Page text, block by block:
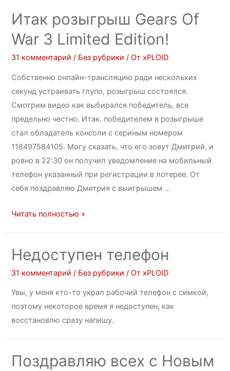
Итак розыгрыш Gears Of
War 3 Limited Edition!
31 комментарий / Без рубрики / ОтxPLOID
Собственно онлайн-трансляцию ради нескольких
секунд устраивать глупо, розыгрыш состоялся.
Смотрим видео как выбирался победитель, все
предельно честно. Итак. победителем в розыгрыше
стал обладатель консоли с сериным номером
118497584105. Могу сказать, что его зовут Дмитрий, и
ровно в 22:30 он получил уведомление на мобильный
телефон указанный при регистрации в лотерее. От
себя поздравляю Дмитрия с выигрышем …
Читать полностью »
Недоступен телефон
31 комментарий / Без рубрики / ОтxPLOID
Увы, у меня кто-то украл рабочий телефон с симкой,
поэтому некоторое время я недоступен, как
восстановлю сразу напишу.
Поздравляю всех с Новым